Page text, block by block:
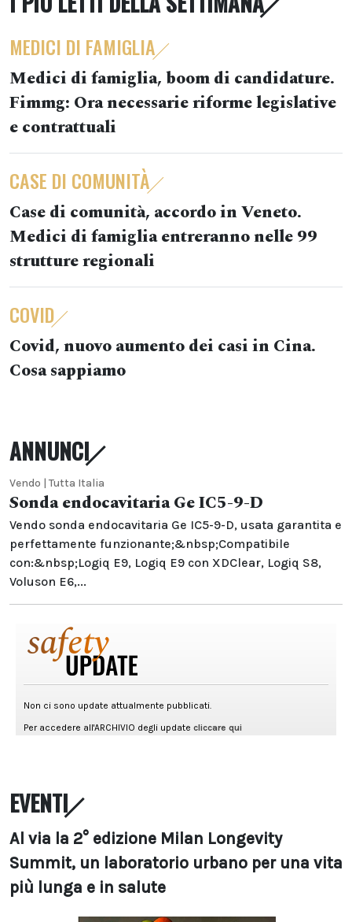
MEDICI DI FAMIGLIA
Medici di famiglia, boom di candidature.
Fimmg: Ora necessarie riforme legislative
e contrattuali
CASE DI COMUNITÀ
Case di comunità, accordo in Veneto.
Medici di famiglia entreranno nelle 99
strutture regionali
COVID
Covid, nuovo aumento dei casi in Cina.
Cosa sappiamo
ANNUNCI
Vendo | Tutta Italia
Sonda endocavitaria Ge IC5-9-D
Vendo sonda endocavitaria Ge IC5-9-D, usata garantita e
perfettamente funzionante;&nbsp;Compatibile
con:&nbsp;Logiq E9, Logiq E9 con XDClear, Logiq S8,
Voluson E6,...
EVENTI
Al via la 2° edizione Milan Longevity
Summit, un laboratorio urbano per una vita
più lunga e in salute